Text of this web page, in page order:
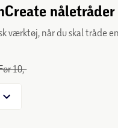
værktøj, når du skal tråde
10,-